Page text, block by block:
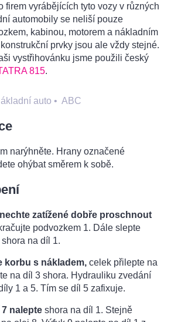
firem vyrábějících tyto vozy v různých
automobily se neliší pouze
kabinou, motorem a nákladním
prvky jsou ale vždy stejné.
vystřihovánku jsme použili český
815.
auto • ABC
narýhněte. Hrany označené
ohýbat směrem k sobě.
zatížené dobře proschnout
podvozkem 1. Dále slepte
na díl 1.
korbu s nákladem, celek přilepte na
na díl 3 shora. Hydrauliku zvedání
1 a 5. Tím se díl 5 zafixuje.
nalepte shora na díl 1. Stejně